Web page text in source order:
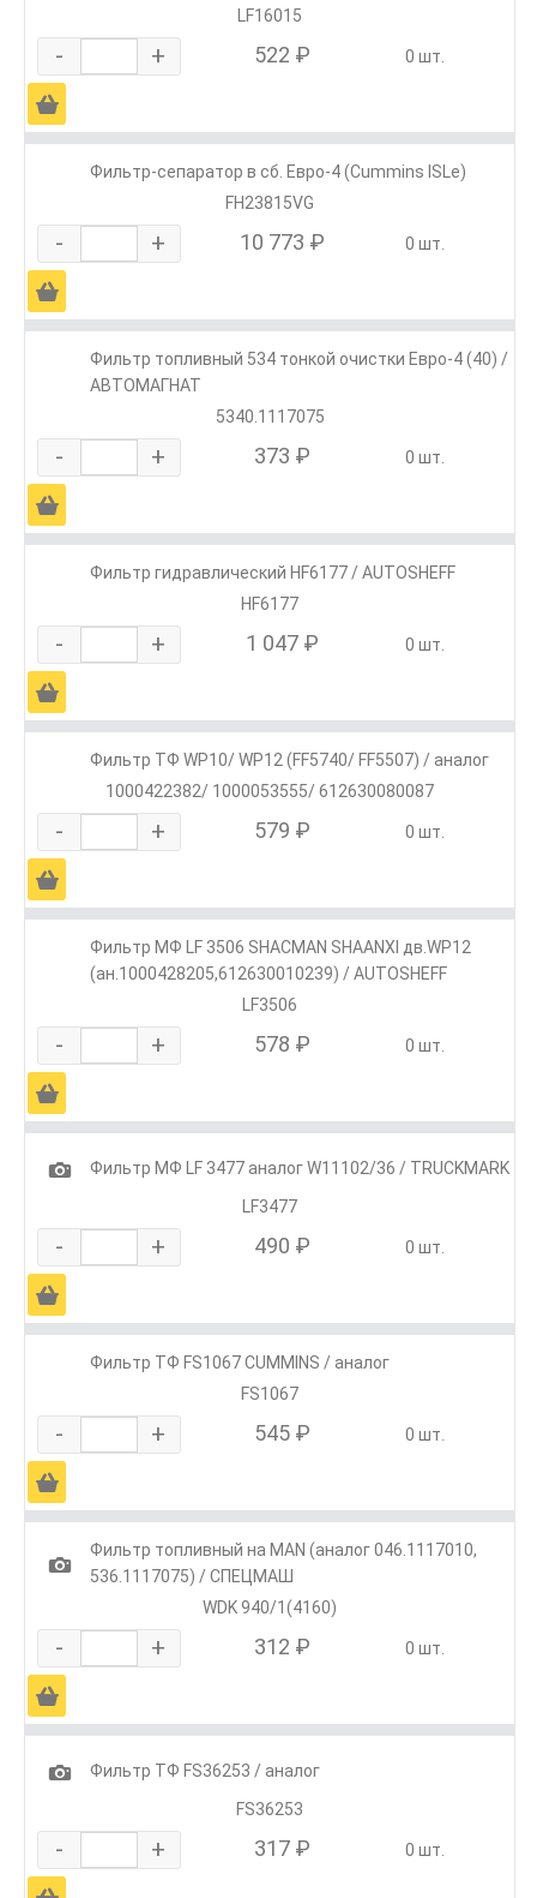
LF16015
- + 522 ₽ 0 шт.
Ä
Фильтр-сепаратор в сб. Евро-4 (Cummins ISLe)
FH23815VG
- + 10 773 ₽ 0 шт.
Ä
Фильтр топливный 534 тонкой очистки Евро-4 (40) /
АВТОМАГНАТ
5340.1117075
- + 373 ₽ 0 шт.
Ä
Фильтр гидравлический HF6177 / AUTOSHEFF
HF6177
- + 1 047 ₽ 0 шт.
Ä
Фильтр ТФ WP10/ WP12 (FF5740/ FF5507) / аналог
1000422382/ 1000053555/ 612630080087
- + 579 ₽ 0 шт.
Ä
Фильтр МФ LF 3506 SHACMAN SHAANXI дв.WP12
(ан.1000428205,612630010239) / AUTOSHEFF
LF3506
- + 578 ₽ 0 шт.
Ä
1
Фильтр МФ LF 3477 аналог W11102/36 / TRUCKMARK
LF3477
- + 490 ₽ 0 шт.
Ä
Фильтр ТФ FS1067 CUMMINS / аналог
FS1067
- + 545 ₽ 0 шт.
Ä
1
Фильтр топливный на MAN (аналог 046.1117010,
536.1117075) / СПЕЦМАШ
WDK 940/1(4160)
- + 312 ₽ 0 шт.
Ä
1
Фильтр ТФ FS36253 / аналог
FS36253
- + 317 ₽ 0 шт.